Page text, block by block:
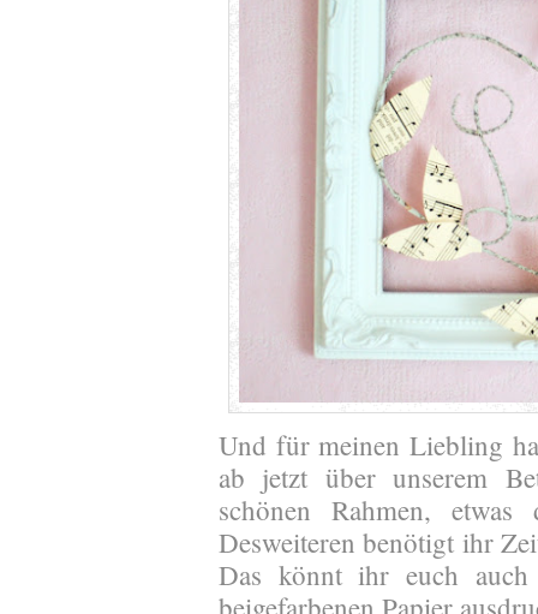
Und für meinen Liebling
ab jetzt über unserem
schönen Rahmen,
Desweiteren benötigt ihr
Das könnt ihr euch